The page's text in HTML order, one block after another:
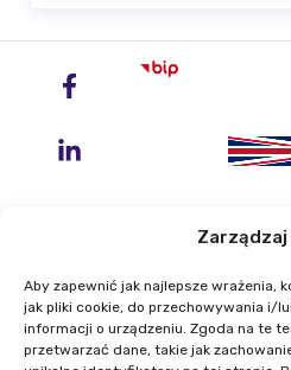
Zarządzaj
Aby zapewnić jak najlepsze wrażenia,
jak pliki cookie, do przechowywania i/
informacji o urządzeniu. Zgoda na te
przetwarzać dane, takie jak
Instytut
ul.
02-